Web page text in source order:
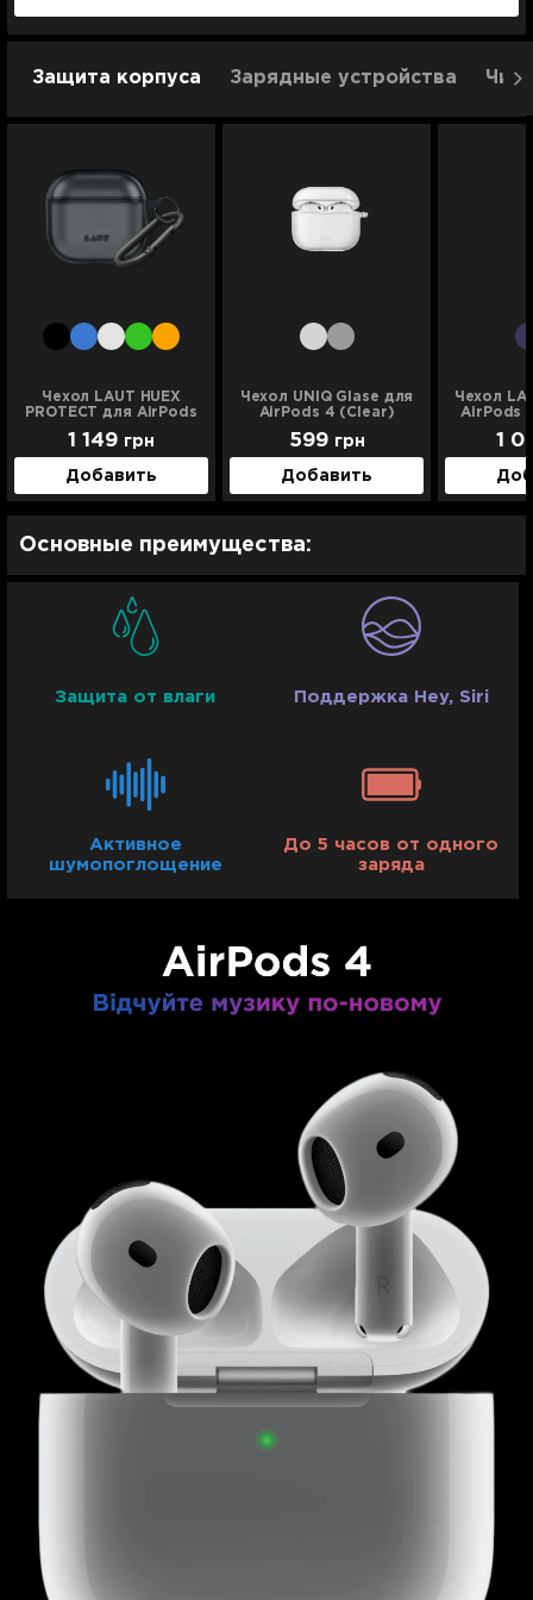
Защита корпуса Зарядные устройства
Чехол LAUT HUEX
PROTECT для AirPods
1 149 грн
Добавить
Чехол UNIQ Glase для
AirPods 4 (Clear)
599 грн
Добавить
Чехол
AirPods
1
Основные преимущества:
Защита от влаги Поддержка Hey, Siri
Активное
шумопоглощение
До 5 часов от одного
заряда